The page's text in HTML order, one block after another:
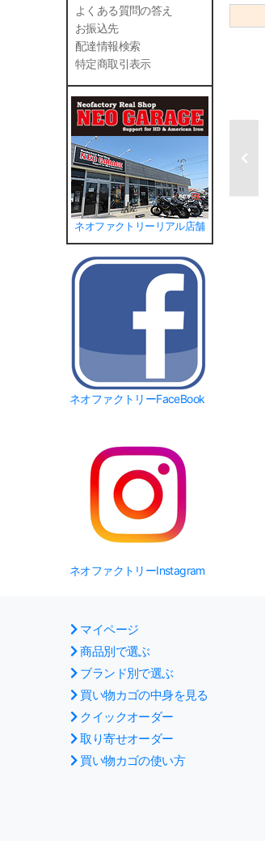
よくある質問の答え
お振込先
配達情報検索
特定商取引表示
ネオファクトリーリアル店舗
ネオファクトリーFaceBook
ネオファクトリーInstagram
マイページ
商品別で選ぶ
ブランド別で選ぶ
買い物カゴの中身を見る
クイックオーダー
取り寄せオーダー
買い物カゴの使い方